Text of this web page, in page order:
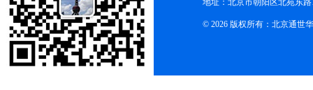
地址：北京市朝阳区北苑东路
© 2026 版权所有：北京通世